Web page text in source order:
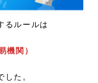
るルールは
機関）
た。